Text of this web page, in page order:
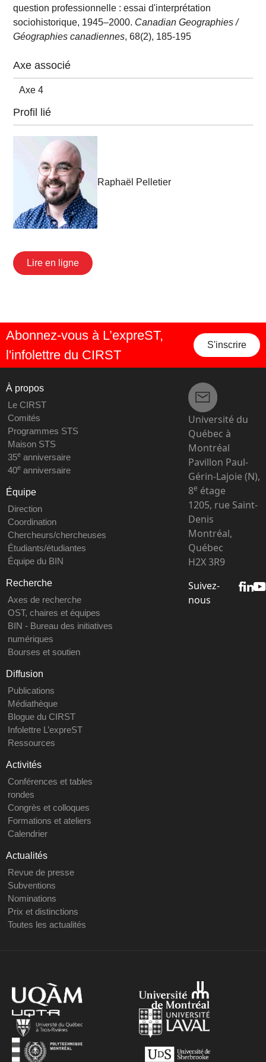
question professionnelle : essai d'interprétation
sociohistorique, 1945–2000. Canadian Geographies /
Géographies canadiennes, 68(2), 185-195
Axe associé
Axe 4
Profil lié
Raphaël Pelletier
Lire en ligne
Abonnez-vous à L’expreST,
l'infolettre du CIRST
S'inscrire
À propos
Le CIRST
Comités
Programmes STS
Maison STS
35eanniversaire
40eanniversaire
Équipe
Direction
Coordination
Chercheurs/chercheuses
Étudiants/étudiantes
Équipe du BIN
Recherche
Axes de recherche
OST, chaires et équipes
BIN - Bureau des initiatives
numériques
Bourses et soutien
Diffusion
Publications
Médiathèque
Blogue du CIRST
Infolettre L’expreST
Ressources
Activités
Conférences et tables
rondes
Congrès et colloques
Formations et ateliers
Calendrier
Actualités
Revue de presse
Subventions
Nominations
Prix et distinctions
Toutes les actualités
Université du
Québec à
Montréal
Pavillon Paul-
Gérin-Lajoie (N),
8e étage
1205, rue Saint-
Denis
Montréal,
Québec
H2X 3R9
Suivez-
nous